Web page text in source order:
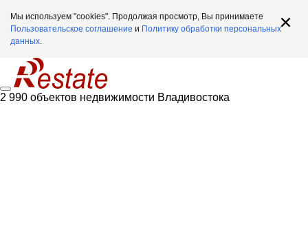
Мы используем "cookies". Продолжая просмотр, Вы принимаете
Пользовательское соглашение и Политику обработки персональных
данных.
2 990 объектов недвижимости Владивостока